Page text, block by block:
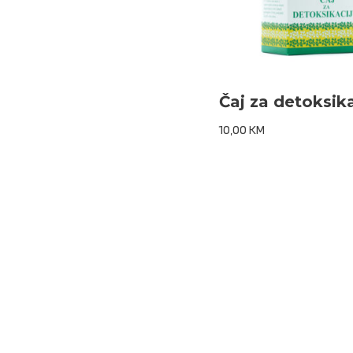
Čaj za
10,00 KM